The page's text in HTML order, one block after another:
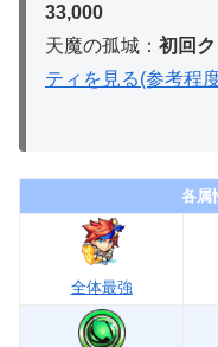
33,000
天魔の孤城： 初回
ティを見る(参考程
各属
全体最強